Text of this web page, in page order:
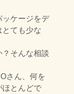
ッケージをデ
とても少な
そんな相談
さん、何を
ほとんどで